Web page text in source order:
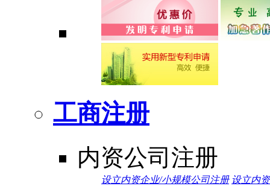
工商注册
内资公司注册
设立内资企业/小规模公司注册 设立内